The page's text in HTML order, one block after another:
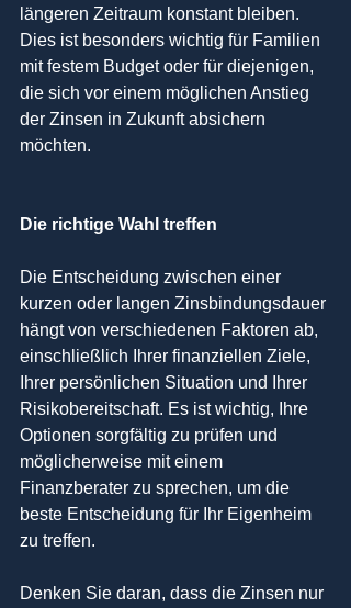
längeren Zeitraum konstant bleiben.
Dies ist besonders wichtig für Familien
mit festem Budget oder für diejenigen,
die sich vor einem möglichen Anstieg
der Zinsen in Zukunft absichern
möchten.
Die richtige Wahl treffen
Die Entscheidung zwischen einer
kurzen oder langen Zinsbindungsdauer
hängt von verschiedenen Faktoren ab,
einschließlich Ihrer finanziellen Ziele,
Ihrer persönlichen Situation und Ihrer
Risikobereitschaft. Es ist wichtig, Ihre
Optionen sorgfältig zu prüfen und
möglicherweise mit einem
Finanzberater zu sprechen, um die
beste Entscheidung für Ihr Eigenheim
zu treffen.
Denken Sie daran, dass die Zinsen nur